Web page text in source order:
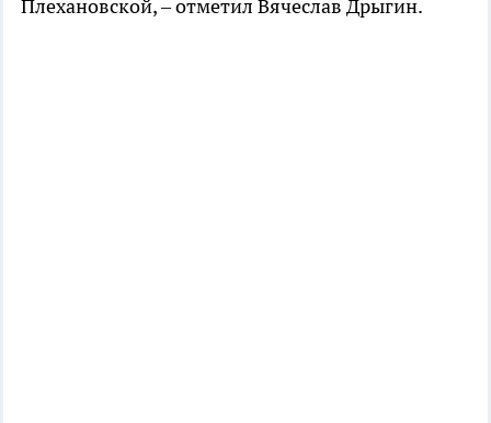
Плехановской, – отметил Вячеслав Дрыгин.